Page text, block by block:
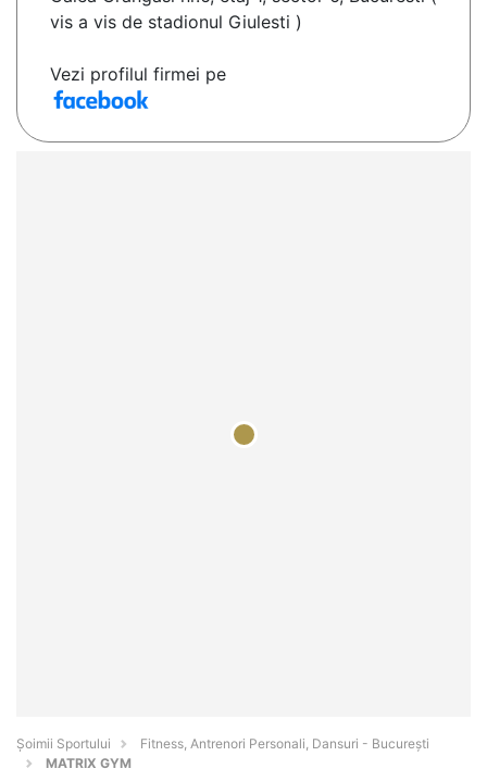
vis a vis de stadionul Giulesti )
Vezi profilul firmei pe
Șoimii Sportului
Fitness, Antrenori Personali, Dansuri - Bucureşti
MATRIX GYM